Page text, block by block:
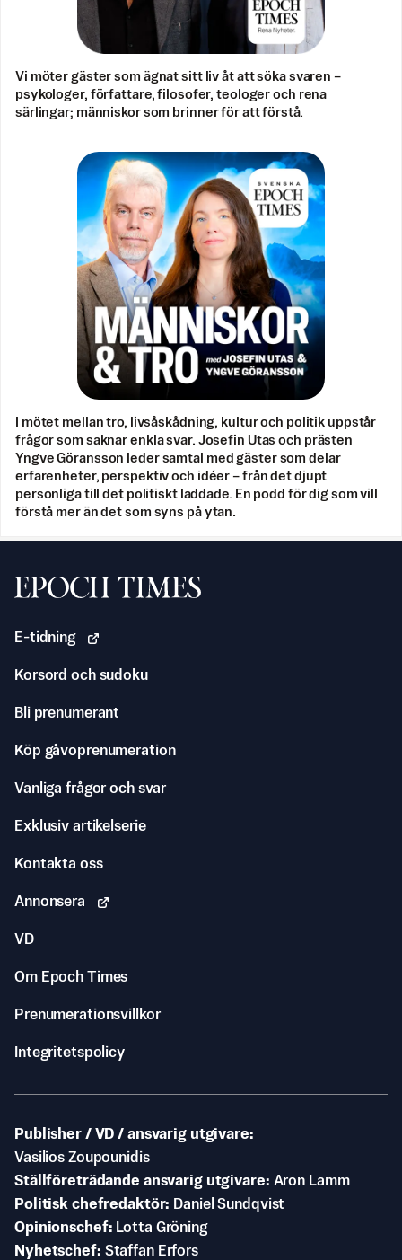
Vi möter gäster som ägnat sitt liv åt att söka svaren –
psykologer, författare, filosofer, teologer och rena
särlingar; människor som brinner för att förstå.
I mötet mellan tro, livsåskådning, kultur och politik uppstår
frågor som saknar enkla svar. Josefin Utas och prästen
Yngve Göransson leder samtal med gäster som delar
erfarenheter, perspektiv och idéer – från det djupt
personliga till det politiskt laddade. En podd för dig som vill
förstå mer än det som syns på ytan.
Svenska Epoch Times
E-tidning
Korsord och sudoku
Bli prenumerant
Köp gåvoprenumeration
Vanliga frågor och svar
Exklusiv artikelserie
Kontakta oss
Annonsera
VD
Om Epoch Times
Prenumerationsvillkor
Integritetspolicy
Publisher / VD / ansvarig utgivare
Vasilios Zoupounidis
Ställföreträdande ansvarig utgivare Aron Lamm
Politisk chefredaktör
Daniel Sundqvist
Opinionschef
Lotta Gröning
Nyhetschef Staffan Erfors